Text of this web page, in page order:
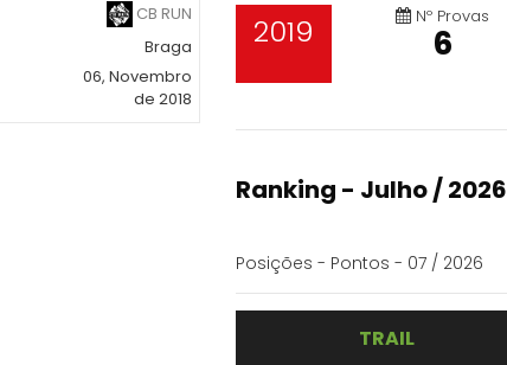
CB RUN
Braga
06, Novembro
de 2018
2019 Nº Provas
6
Ranking - Julho / 2026
Posições - Pontos - 07 / 2026
TRAIL